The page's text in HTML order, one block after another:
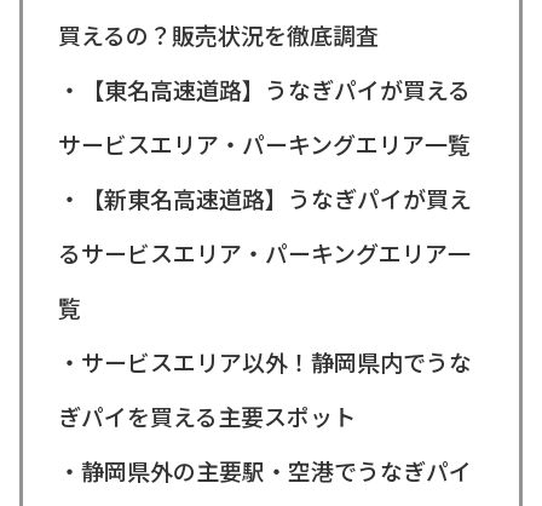
買えるの？販売状況を徹底調査
・【東名高速道路】うなぎパイが買える
サービスエリア・パーキングエリア一覧
・【新東名高速道路】うなぎパイが買え
るサービスエリア・パーキングエリア一
覧
・サービスエリア以外！静岡県内でうな
ぎパイを買える主要スポット
・静岡県外の主要駅・空港でうなぎパイ